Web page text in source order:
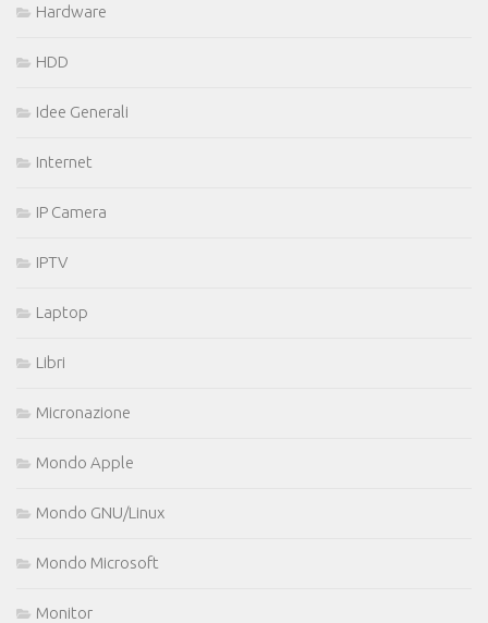
Hardware
HDD
Idee Generali
Internet
IP Camera
IPTV
Laptop
Libri
Micronazione
Mondo Apple
Mondo GNU/Linux
Mondo Microsoft
Monitor